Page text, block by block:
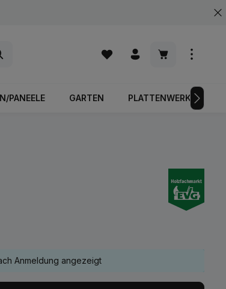
Warenkorb
PANEELE GARTEN PLATTENWERKSTOFFE
Anmeldung angezeigt